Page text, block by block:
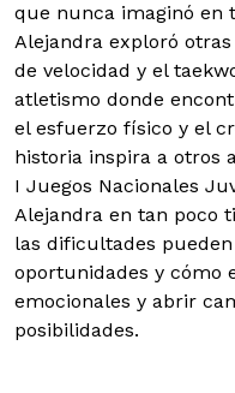
que nunca imaginó en
Alejandra exploró
de velocidad y el
atletismo donde
el esfuerzo físico y el
historia inspira a otros
I Juegos Nacionales
Alejandra en tan poco
las dificultades
oportunidades y cómo
emocionales y abrir
posibilidades.